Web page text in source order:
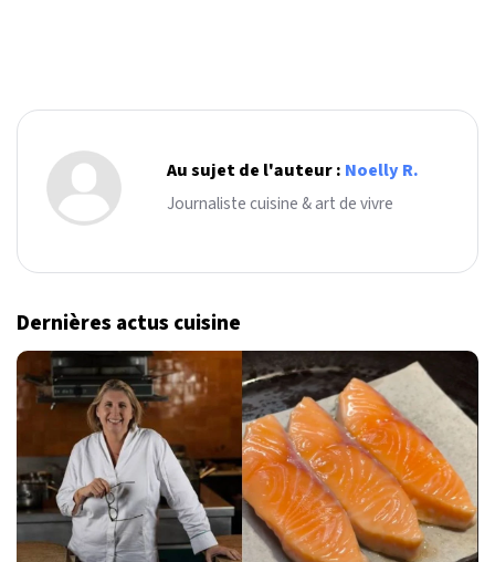
Au sujet de l'auteur : Noelly R.
Journaliste cuisine & art de vivre
Dernières actus cuisine